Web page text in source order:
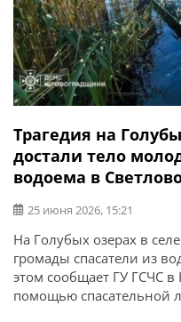
Трагедия на
достали тело
водоема в
25 июня 2026, 15:21
На Голубых озерах в
громады спасатели из
этом сообщает ГУ ГСЧС в
помощью спасательной